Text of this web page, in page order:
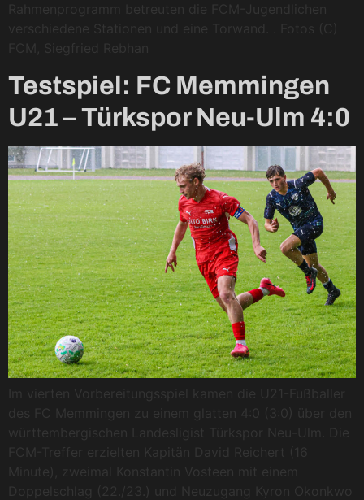
Rahmenprogramm betreuten die FCM-Jugendlichen
verschiedene Stationen und eine Torwand. . Fotos (C)
FCM, Siegfried Rebhan
Testspiel: FC Memmingen
U21 – Türkspor Neu-Ulm 4:0
Im vierten Vorbereitungsspiel kamen die U21-Fußballer
des FC Memmingen zu einem glatten 4:0 (3:0) über den
württembergischen Landesligist Türkspor Neu-Ulm. Die
FCM-Treffer erzielten Kapitän David Reichert (16
Minute), zweimal Konstantin Vosteen mit einem
Doppelschlag (22./23.) und Neuzugang Kyron Okonkwo